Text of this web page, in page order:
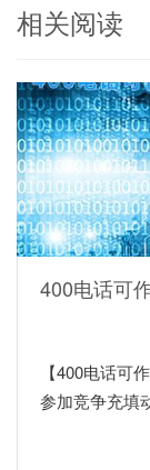
相关阅读
400电话可
【400电话可
参加竞争充填